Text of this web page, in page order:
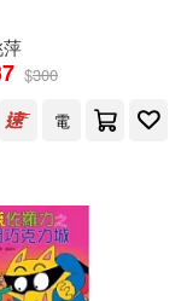
萍
$300
電